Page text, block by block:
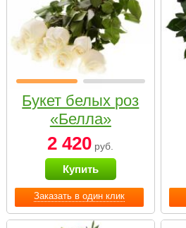
Заказать в один клик
Букет белых роз
«Белла»
2 420 руб.
Купить